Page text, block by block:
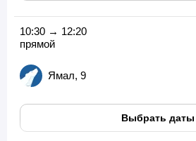
10:30 → 12:20
прямой
Ямал, 9
Выбрать даты